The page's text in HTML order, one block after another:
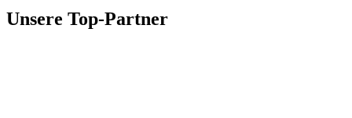
Unsere Top-Partner